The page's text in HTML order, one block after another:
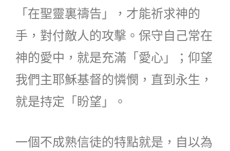
「在聖靈裏禱告」，才能祈求神的
手，對付敵人的攻擊。保守自己常在
神的愛中，就是充滿「愛心」；仰望
我們主耶穌基督的憐憫，直到永生，
就是持定「盼望」。
一個不成熟信徒的特點就是，自以為